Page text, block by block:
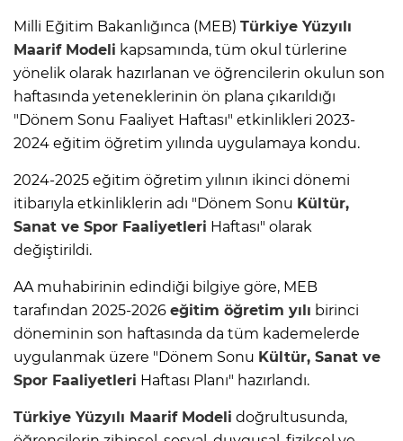
Milli Eğitim Bakanlığınca (MEB) Türkiye Yüzyılı
Maarif Modeli kapsamında, tüm okul türlerine
yönelik olarak hazırlanan ve öğrencilerin okulun son
haftasında yeteneklerinin ön plana çıkarıldığı
"Dönem Sonu Faaliyet Haftası" etkinlikleri 2023-
2024 eğitim öğretim yılında uygulamaya kondu.
2024-2025 eğitim öğretim yılının ikinci dönemi
itibarıyla etkinliklerin adı "Dönem Sonu Kültür,
Sanat ve Spor Faaliyetleri Haftası" olarak
değiştirildi.
AA muhabirinin edindiği bilgiye göre, MEB
tarafından 2025-2026 eğitim öğretim yılı birinci
döneminin son haftasında da tüm kademelerde
uygulanmak üzere "Dönem Sonu Kültür, Sanat ve
Spor Faaliyetleri Haftası Planı" hazırlandı.
Türkiye Yüzyılı Maarif Modeli doğrultusunda,